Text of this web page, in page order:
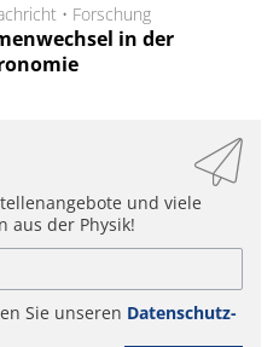
• Forschung
in der
und viele
aus der Physik!
Sie unseren Datenschutz-